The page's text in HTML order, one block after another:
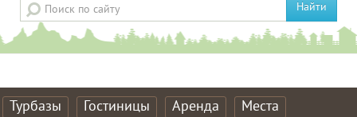
Найти
Турбазы Гостиницы Аренда
Места